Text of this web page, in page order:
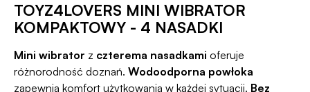
TOYZ4LOVERS MINI WIBRATOR
KOMPAKTOWY - 4 NASADKI
Mini wibrator z czterema nasadkami oferuje
różnorodność doznań. Wodoodporna powłoka
zapewnia komfort użytkowania w każdej sytuacji. Bez